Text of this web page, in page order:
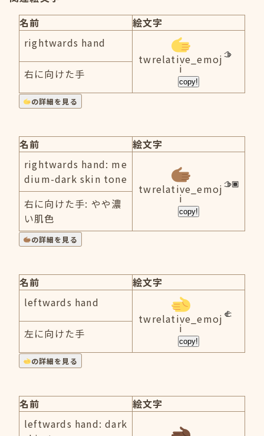
名前
絵文字
rightwards hand
twrelative_emoj
i
copy!
右に向けた手
の詳細を見る
名前
絵文字
rightwards hand: me
dium-dark skin tone
twrelative_emoj
i
copy!
右に向けた手: やや濃
い肌色
の詳細を見る
名前
絵文字
leftwards hand
twrelative_emoj
i
copy!
左に向けた手
の詳細を見る
名前
絵文字
leftwards hand: dark